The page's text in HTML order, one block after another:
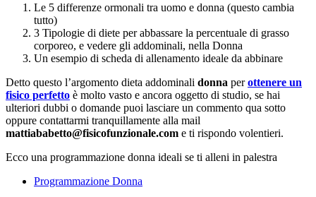
Le 5 differenze ormonali tra uomo e donna (questo cambia
tutto)
3 Tipologie di diete per abbassare la percentuale di grasso
corporeo, e vedere gli addominali, nella Donna
Un esempio di scheda di allenamento ideale da abbinare
Detto questo l’argomento dieta addominali donna perottenere un
fisico perfetto è molto vasto e ancora oggetto di studio, se hai
ulteriori dubbi o domande puoi lasciare un commento qua sotto
oppure contattarmi tranquillamente alla mail
mattiababetto@fisicofunzionale.com e ti rispondo volentieri.
Ecco una programmazione donna ideali se ti alleni in palestra
Programmazione Donna